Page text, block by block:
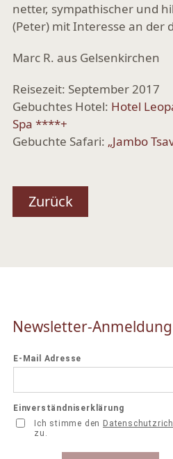
netter, sympathischer und
(Peter) mit Interesse an der
Marc R. aus Gelsenkirchen
Reisezeit: September 2017
Gebuchtes Hotel: Hotel
Spa ****+
Gebuchte Safari: „Jambo
Zurück
Newsletter-Anmeldung